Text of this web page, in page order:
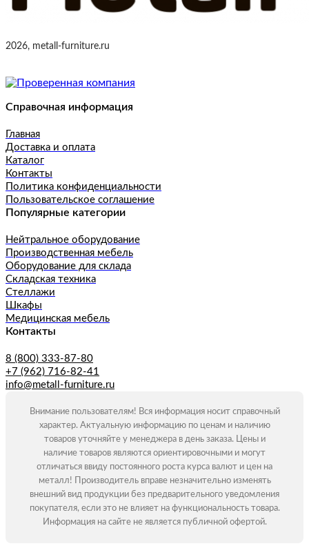
2026, metall-furniture.ru
Справочная информация
Главная
Доставка и оплата
Каталог
Контакты
Политика конфиденциальности
Пользовательское соглашение
Популярные категории
Нейтральное оборудование
Производственная мебель
Оборудование для склада
Складская техника
Стеллажи
Шкафы
Медицинская мебель
Контакты
8 (800) 333-87-80
+7 (962) 716-82-41
info@metall-furniture.ru
Внимание пользователям! Вся информация носит справочный
характер. Актуальную информацию по ценам и наличию
товаров уточняйте у менеджера в день заказа. Цены и
наличие товаров являются ориентировочными и могут
отличаться ввиду постоянного роста курса валют и цен на
металл! Производитель вправе незначительно изменять
внешний вид продукции без предварительного уведомления
покупателя, если это не влияет на функциональность товара.
Информация на сайте не является публичной офертой.